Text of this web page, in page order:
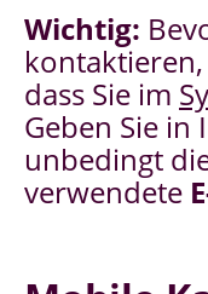
Wichtig:
dass Sie im
Geben Sie
unbedingt
verwendete